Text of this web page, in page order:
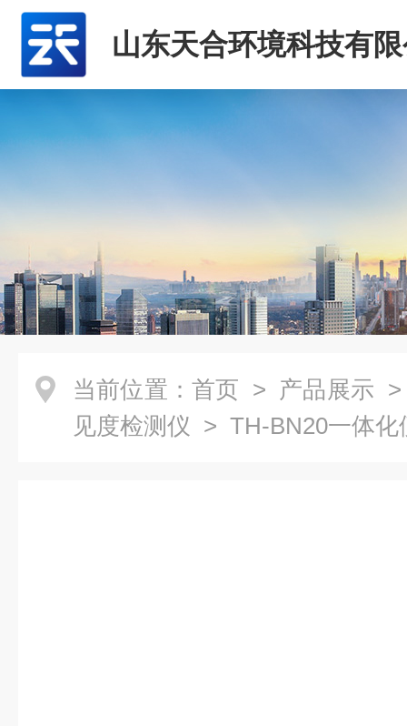
山东天合环境科技有
当前位置： 首页 > 产品展示
见度检测仪 > TH-BN20一体化